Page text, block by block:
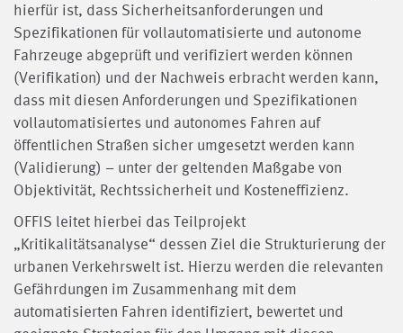
hierfür ist, dass Sicherheitsanforderungen und
Spezifikationen für vollautomatisierte und autonome
Fahrzeuge abgeprüft und verifiziert werden können
(Verifikation) und der Nachweis erbracht werden kann,
dass mit diesen Anforderungen und Spezifikationen
vollautomatisiertes und autonomes Fahren auf
öffentlichen Straßen sicher umgesetzt werden kann
(Validierung) – unter der geltenden Maßgabe von
Objektivität, Rechtssicherheit und Kosteneffizienz.
OFFIS leitet hierbei das Teilprojekt
„Kritikalitätsanalyse“ dessen Ziel die Strukturierung der
urbanen Verkehrswelt ist. Hierzu werden die relevanten
Gefährdungen im Zusammenhang mit dem
automatisierten Fahren identifiziert, bewertet und